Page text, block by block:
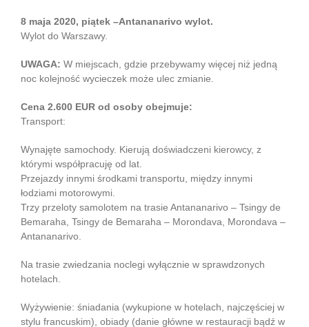
8 maja 2020, piątek –Antananarivo wylot.
Wylot do Warszawy.
UWAGA: W miejscach, gdzie przebywamy więcej niż jedną
noc kolejność wycieczek może ulec zmianie.
Cena 2.600 EUR od osoby obejmuje:
Transport:
Wynajęte samochody. Kierują doświadczeni kierowcy, z
którymi współpracuję od lat.
Przejazdy innymi środkami transportu, między innymi
łodziami motorowymi.
Trzy przeloty samolotem na trasie Antananarivo – Tsingy de
Bemaraha, Tsingy de Bemaraha – Morondava, Morondava –
Antananarivo.
Na trasie zwiedzania noclegi wyłącznie w sprawdzonych
hotelach.
Wyżywienie: śniadania (wykupione w hotelach, najczęściej w
stylu francuskim), obiady (danie główne w restauracji bądź w